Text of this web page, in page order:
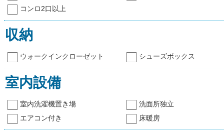
コンロ2口以上
収納
ウォークインクローゼット シューズボックス
室内設備
室内洗濯機置き場
洗面所独立
エアコン付き
床暖房